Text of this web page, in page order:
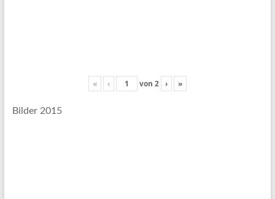
« ‹ von 2 › »
Bilder 2015